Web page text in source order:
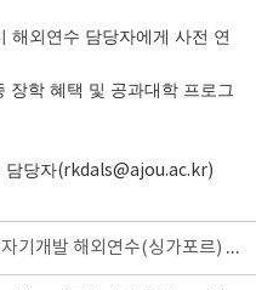
해외연수 담당자에게 사전 연
장학 혜택 및 공과대학 프로그
담당자(rkdals@ajou.ac.kr)
[공과대학] 2026-1학기 자기개발 해외연수(싱가포르) 합격자 발표